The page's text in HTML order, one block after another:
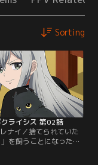
Sorting
ライシス 第02話
ナイ／捨てられていた
を飼うことになったリ